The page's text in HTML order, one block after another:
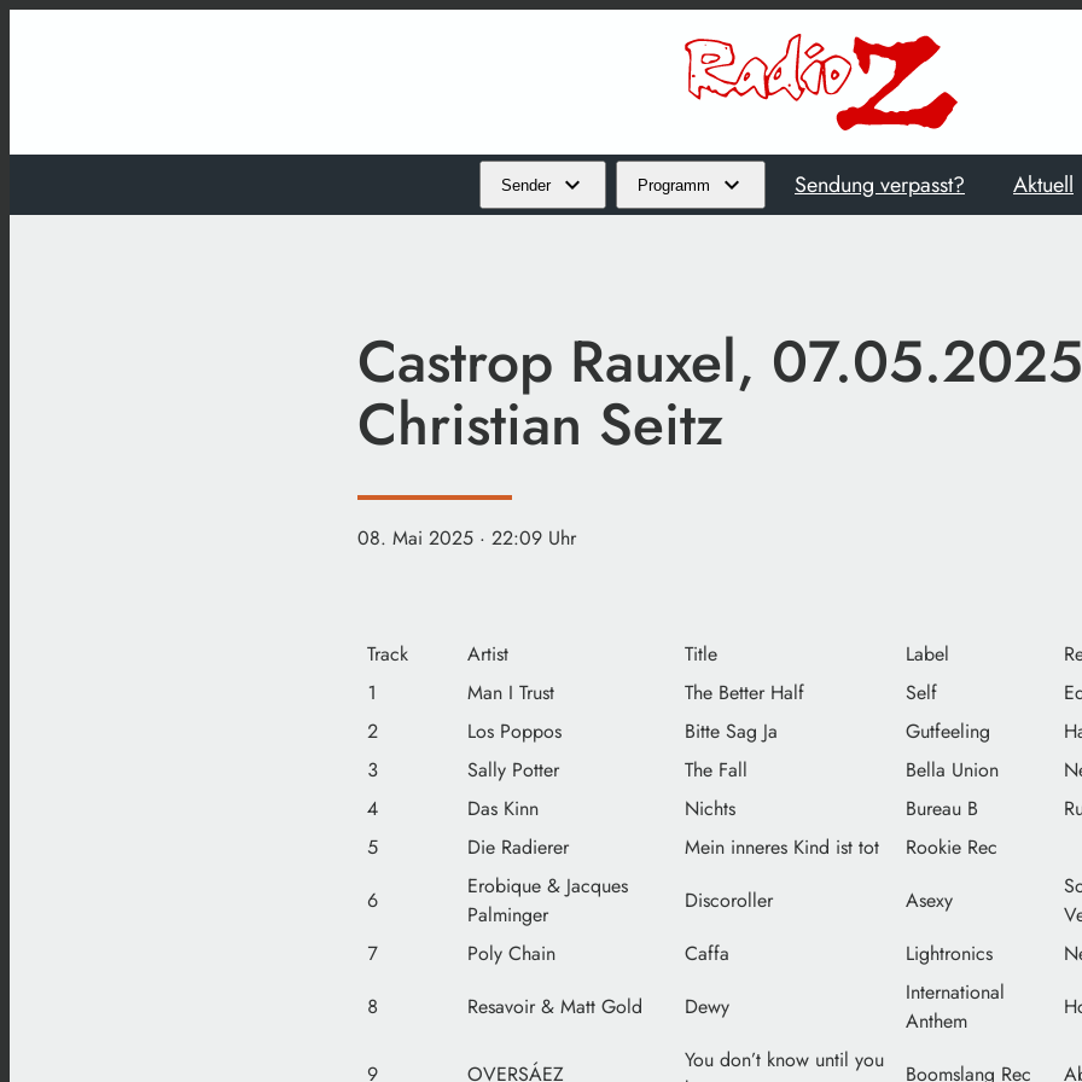
Sender Programm Sendung verpasst? Aktuell
Castrop Rauxel,
Christian Seitz
08. Mai 2025 · 22:09 Uhr
Track Artist Title Label
1
Man I Trust The Better Half Self
2
Los Poppos Bitte Sag Ja Gutfeeling
3
Sally Potter The Fall Bella Union
4
Das Kinn Nichts Bureau B
5
Die Radierer Mein inneres Kind ist tot
Rookie Rec
6
Erobique & Jacques
Palminger
Discoroller Asexy
7
Poly Chain Caffa Lightronics
8
Resavoir & Matt Gold Dewy
International
Anthem
9 OVERSÁEZ
You don’t know until you
Boomslang Rec